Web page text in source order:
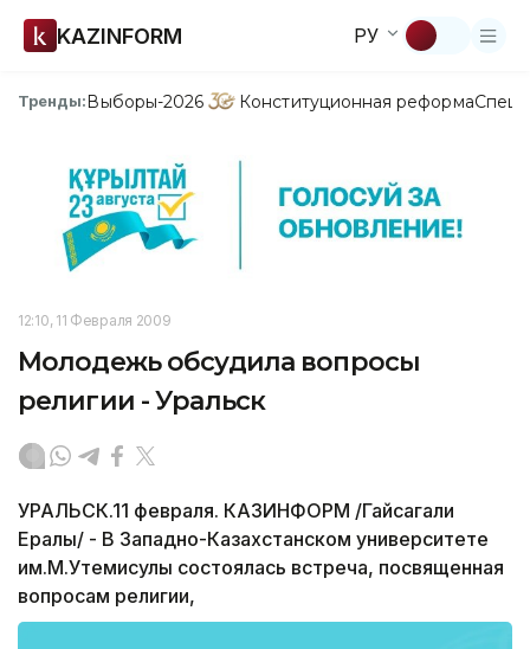
KAZINFORM РУ
Тренды:Выборы-2026 Конституционная реформа
12:10, 11 Февраля 2009
Молодежь обсудила вопросы
религии - Уральск
УРАЛЬСК.11 февраля. КАЗИНФОРМ /Гайсагали
Ералы/ - В Западно-Казахстанском университете
им.М.Утемисулы состоялась встреча, посвященная
вопросам религии,